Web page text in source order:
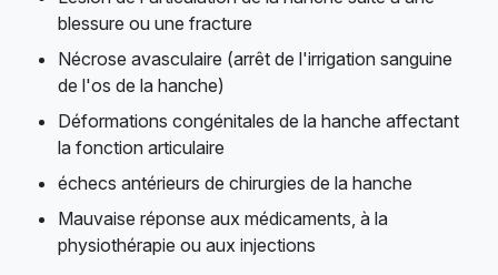
blessure ou une fracture
Nécrose avasculaire (arrêt de l'irrigation sanguine
de l'os de la hanche)
Déformations congénitales de la hanche affectant
la fonction articulaire
échecs antérieurs de chirurgies de la hanche
Mauvaise réponse aux médicaments, à la
physiothérapie ou aux injections